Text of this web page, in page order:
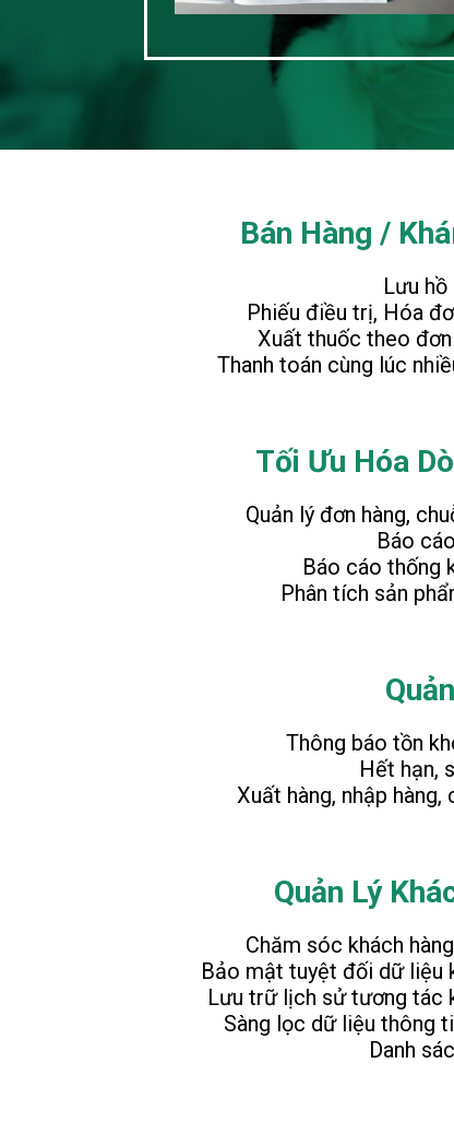
Bán Hàng /
Lưu hồ
Phiếu điều trị, Hóa
Xuất thuốc theo
Thanh toán cùng lúc
Tối Ưu Hóa
Quản lý đơn hàng,
Báo
Báo cáo thống
Phân tích sản
Thông báo tồn
Hết hạn,
Xuất hàng, nhập hàng,
Quản Lý
Chăm sóc khách
Bảo mật tuyệt đối dữ liệu
Lưu trữ lịch sử tương tác
Sàng lọc dữ liệu thông
Danh